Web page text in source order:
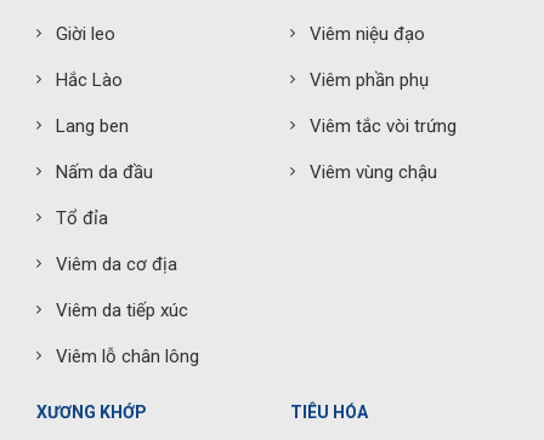
Giời leo
Hắc Lào
Lang ben
Nấm da đầu
Tổ đỉa
Viêm da cơ địa
Viêm da tiếp xúc
Viêm lỗ chân lông
Viêm niệu đạo
Viêm phần phụ
Viêm tắc vòi trứng
Viêm vùng chậu
XƯƠNG KHỚP TIÊU HÓA